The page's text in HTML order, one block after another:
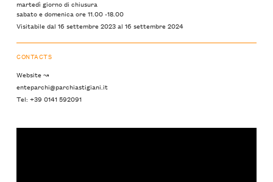
martedì giorno di chiusura
sabato e domenica ore 11.00 -18.00
Visitabile dal 16 settembre 2023 al 16 settembre 2024
CONTACTS
Website ↝
enteparchi@parchiastigiani.it
Tel: +39 0141 592091